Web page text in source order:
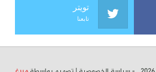
تويتر
تابعنا